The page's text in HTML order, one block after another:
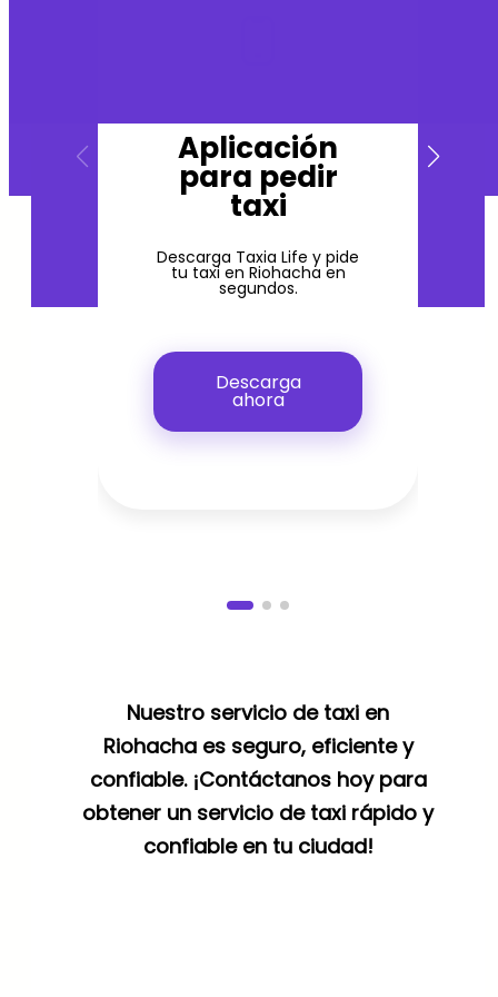
Aplicación
para pedir
taxi
Descarga Taxia Life y pide
tu taxi en Riohacha en
segundos.
Descarga
ahora
Nuestro servicio de taxi en
Riohacha es seguro, eficiente y
confiable. ¡Contáctanos hoy para
obtener un servicio de taxi rápido y
confiable en tu ciudad!